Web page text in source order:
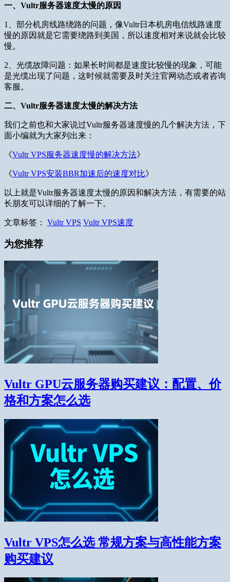
一、Vultr服务器速度太慢的原因
1、部分机房线路绕路的问题，像Vultr日本机房电信线路速度
慢的原因就是它需要绕路到美国，所以速度相对来说就会比较
慢。
2、光缆故障问题：如果长时间都是速度比较慢的现象，可能
是光缆出现了问题，这时候就需要及时关注官网动态或者咨询
客服。
二、Vultr服务器速度太慢的解决方法
我们之前也和大家说过Vultr服务器速度慢的几个解决方法，下
面小编就为大家列出来：
《Vultr VPS服务器速度慢的解决方法》
《Vultr VPS安装BBR加速后的速度对比》
以上就是Vultr服务器速度太慢的原因和解决方法，有需要的站
长朋友可以详细的了解一下。
文章标签： Vultr VPS Vultr VPS速度
为您推荐
Vultr GPU云服务器购买建议：配置、价
格和方案怎么选
Vultr VPS怎么选 常规方案与高性能方案
购买建议